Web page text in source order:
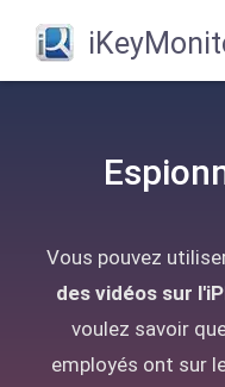
Vous pouvez
des vidéos sur
voulez savoir
employés ont sur